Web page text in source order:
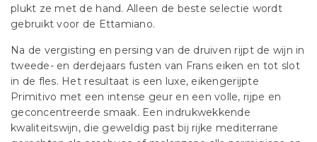
plukt ze met de hand. Alleen de beste selectie wordt
gebruikt voor de Ettamiano.
Na de vergisting en persing van de druiven rijpt de wijn in
tweede- en derdejaars fusten van Frans eiken en tot slot
in de fles. Het resultaat is een luxe, eikengerijpte
Primitivo met een intense geur en een volle, rijpe en
geconcentreerde smaak. Een indrukwekkende
kwaliteitswijn, die geweldig past bij rijke mediterrane